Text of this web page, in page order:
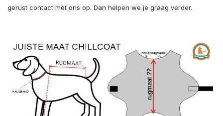
gerust contact met ons op. Dan helpen we je graag verder.